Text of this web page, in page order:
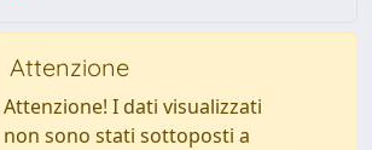
Attenzione
Attenzione! I dati visualizzati
non sono stati sottoposti a